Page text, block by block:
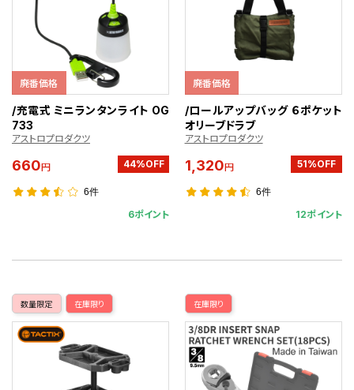
廃番価格
/充電式 ミニランタンライト OG
733
アストロプロダクツ
660円 44%OFF
6件
6ポイント
廃番価格
/ロールアップバッグ ６ポケット
オリーブドラブ
アストロプロダクツ
1,320円 51%OFF
6件
12ポイント
数量限定 在庫限り 在庫限り